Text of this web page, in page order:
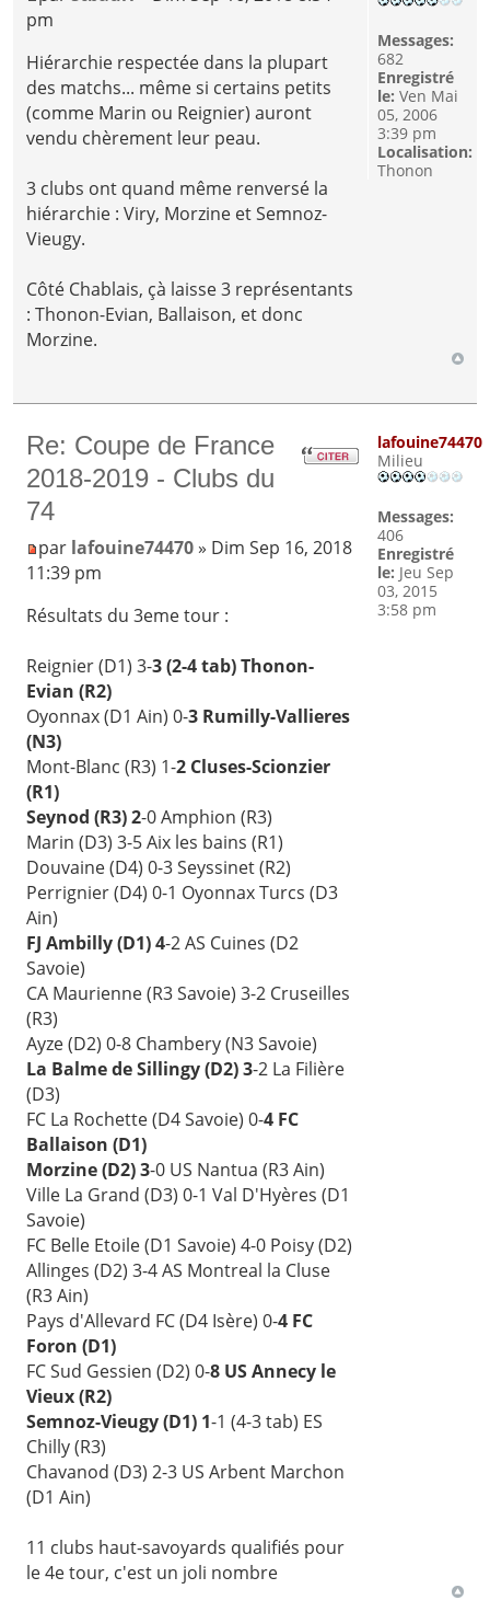
pm
Hiérarchie respectée dans la plupart
des matchs... même si certains petits
(comme Marin ou Reignier) auront
vendu chèrement leur peau.
3 clubs ont quand même renversé la
hiérarchie : Viry, Morzine et Semnoz-
Vieugy.
Côté Chablais, çà laisse 3 représentants
: Thonon-Evian, Ballaison, et donc
Morzine.
Messages:
682
Enregistré
le: Ven Mai
05, 2006
3:39 pm
Localisation:
Thonon
Re: Coupe de France
2018-2019 - Clubs du
74
par lafouine74470» Dim Sep 16, 2018
11:39 pm
Résultats du 3eme tour :
Reignier (D1) 3-3 (2-4 tab) Thonon-
Evian (R2)
Oyonnax (D1 Ain) 0-3 Rumilly-Vallieres
(N3)
Mont-Blanc (R3) 1-2 Cluses-Scionzier
(R1)
Seynod (R3) 2-0 Amphion (R3)
Marin (D3) 3-5 Aix les bains (R1)
Douvaine (D4) 0-3 Seyssinet (R2)
Perrignier (D4) 0-1 Oyonnax Turcs (D3
Ain)
FJ Ambilly (D1) 4-2 AS Cuines (D2
Savoie)
CA Maurienne (R3 Savoie) 3-2 Cruseilles
(R3)
Ayze (D2) 0-8 Chambery (N3 Savoie)
La Balme de Sillingy (D2) 3-2 La Filière
(D3)
FC La Rochette (D4 Savoie) 0-4 FC
Ballaison (D1)
Morzine (D2) 3-0 US Nantua (R3 Ain)
Ville La Grand (D3) 0-1 Val D'Hyères (D1
Savoie)
FC Belle Etoile (D1 Savoie) 4-0 Poisy (D2)
Allinges (D2) 3-4 AS Montreal la Cluse
(R3 Ain)
Pays d'Allevard FC (D4 Isère) 0-4 FC
Foron (D1)
FC Sud Gessien (D2) 0-8 US Annecy le
Vieux (R2)
Semnoz-Vieugy (D1) 1-1 (4-3 tab) ES
Chilly (R3)
Chavanod (D3) 2-3 US Arbent Marchon
(D1 Ain)
11 clubs haut-savoyards qualifiés pour
le 4e tour, c'est un joli nombre
lafouine74470
Milieu
Messages:
406
Enregistré
le: Jeu Sep
03, 2015
3:58 pm